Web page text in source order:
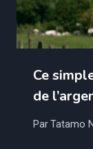
Ce
de
ParTatamo